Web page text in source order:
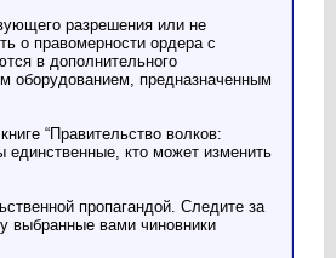
разрешения или не
о правомерности ордера с
в дополнительного
оборудованием, предназначенным
“Правительство волков:
единственные, кто может изменить
пропагандой. Следите за
выбранные вами чиновники